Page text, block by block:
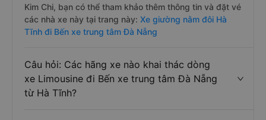
Kim Chi, bạn có thể tham khảo thêm thông tin và đặt vé
các nhà xe này tại trang này: Xe giường nằm đôi Hà
Tĩnh đi Bến xe trung tâm Đà Nẵng
Câu hỏi: Các hãng xe nào khai thác dòng
xe Limousine đi Bến xe trung tâm Đà Nẵng
từ Hà Tĩnh?